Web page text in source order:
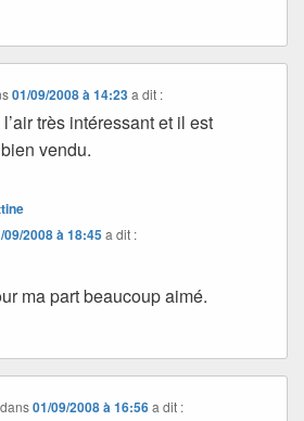
01/09/2008 à 14:23 a dit :
très intéressant et il est
vendu.
09/2008 à 18:45a dit :
ma part beaucoup aimé.
dans01/09/2008 à 16:56 a dit :